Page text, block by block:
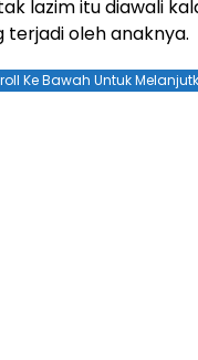
lazim itu diawali
terjadi oleh anaknya.
Ke Bawah Untuk